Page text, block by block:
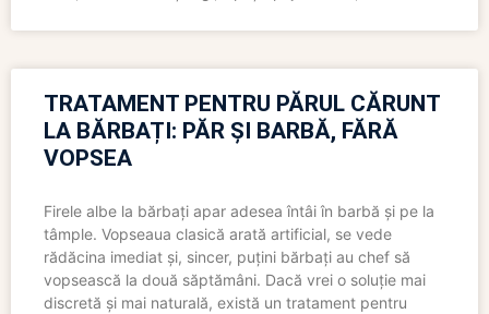
TRATAMENT PENTRU PĂRUL CĂRUNT
LA BĂRBAȚI: PĂR ȘI BARBĂ, FĂRĂ
VOPSEA
Firele albe la bărbați apar adesea întâi în barbă și pe la
tâmple. Vopseaua clasică arată artificial, se vede
rădăcina imediat și, sincer, puțini bărbați au chef să
vopsească la două săptămâni. Dacă vrei o soluție mai
discretă și mai naturală, există un tratament pentru